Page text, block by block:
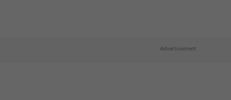
Advertisement